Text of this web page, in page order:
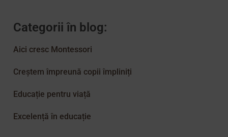
Categorii în blog:
Aici cresc Montessori
Creștem împreună copii împliniți
Educație pentru viață
Excelență în educație